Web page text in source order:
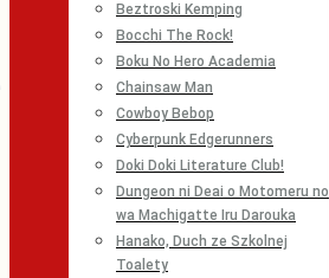
Beztroski Kemping
Bocchi The Rock!
Boku No Hero Academia
Chainsaw Man
Cowboy Bebop
Cyberpunk Edgerunners
Doki Doki Literature Club!
Dungeon ni Deai o Motomeru no
wa Machigatte Iru Darouka
Hanako, Duch ze Szkolnej
Toalety